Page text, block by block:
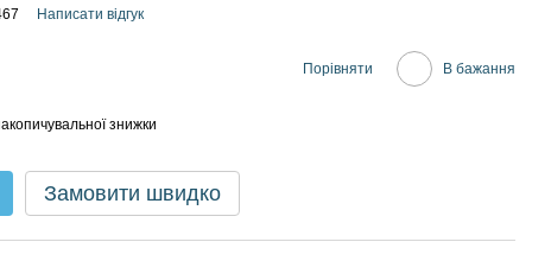
Написати відгук
Порівняти В бажання
знижки
Замовити швидко